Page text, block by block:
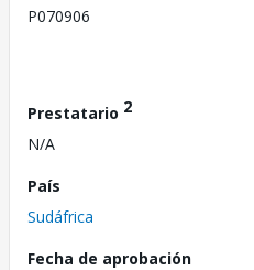
P070906
Prestatario 2
N/A
País
Sudáfrica
Fecha de aprobación